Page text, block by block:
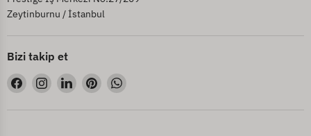
Zeytinburnu / İstanbul
Bizi takip et
Bizi
Facebook&#39;de
bul
Bizi
Instagram&#39;de
bul
Bizi
LinkedIn&#39;de
bul
Bizi
Pinterest&#39;de
bul
Bizi
bul